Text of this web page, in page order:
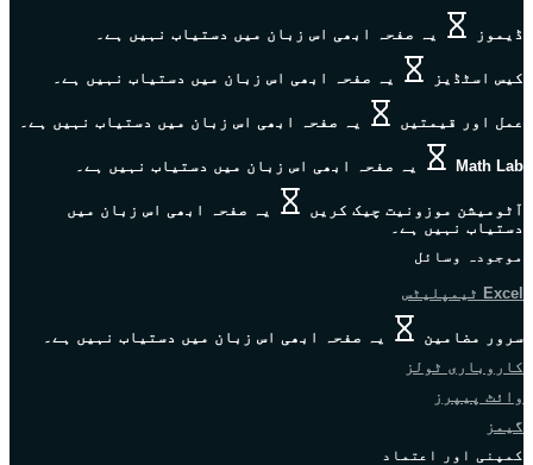
ڈیموز یہ صفحہ ابھی اس زبان میں دستیاب نہیں ہے۔
کیس اسٹڈیز یہ صفحہ ابھی اس زبان میں دستیاب نہیں ہے۔
عمل اور قیمتیں یہ صفحہ ابھی اس زبان میں دستیاب نہیں ہے۔
Math Lab یہ صفحہ ابھی اس زبان میں دستیاب نہیں ہے۔
آٹومیشن موزونیت چیک کریں
یہ صفحہ ابھی اس زبان میں
دستیاب نہیں ہے۔
موجودہ وسائل
Excel ٹیمپلیٹس
سرور مضامین
یہ صفحہ ابھی اس زبان میں دستیاب نہیں ہے۔
کاروباری ٹولز
وائٹ پیپرز
گیمز
کمپنی اور اعتماد